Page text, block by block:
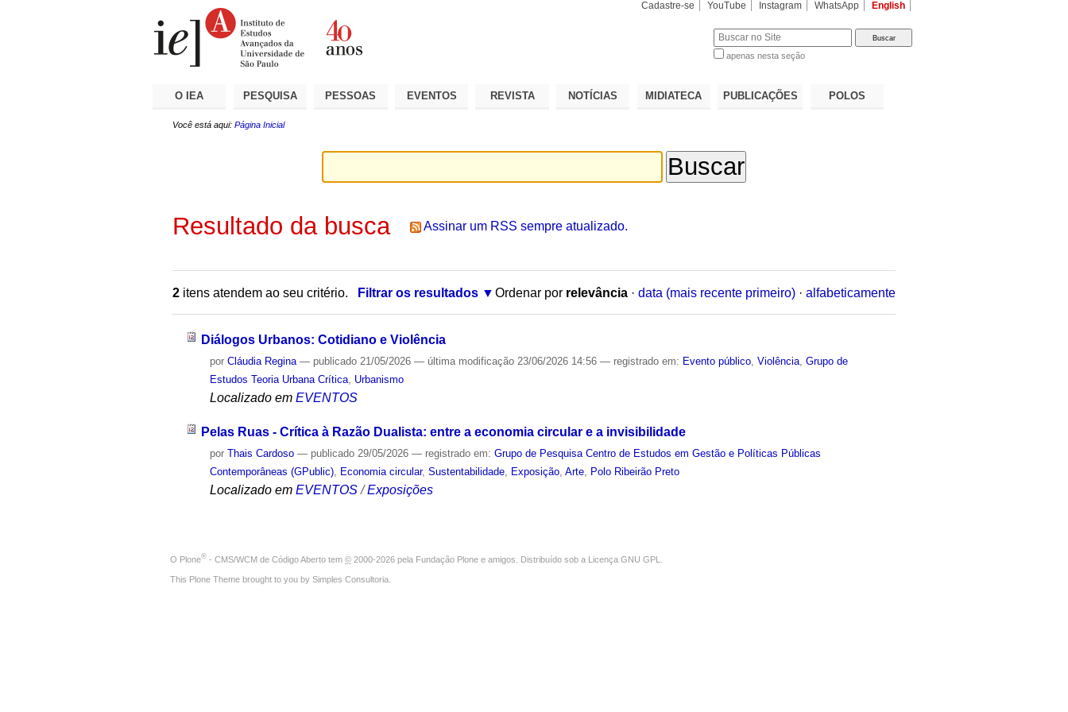
Cadastre-se YouTube Instagram WhatsApp English
apenas nesta seção
O IEA PESQUISA PESSOAS EVENTOS REVISTA NOTÍCIAS MIDIATECA PUBLICAÇÕES POLOS
Você está aqui: Página Inicial
Resultado da busca Assinar um RSS sempre atualizado.
2 itens atendem ao seu critério. Filtrar os resultados Ordenar por relevância · data (mais recente primeiro) · alfabeticamente
Diálogos Urbanos: Cotidiano e Violência
porCláudia Regina — publicado 21/05/2026— última modificação 23/06/2026 14:56— registrado em: Evento público ,Violência ,Grupo de
Estudos Teoria Urbana Crítica Urbanismo
Localizado em EVENTOS
Pelas Ruas - Crítica à Razão Dualista: entre a economia circular e a invisibilidade
porThais Cardoso — publicado 29/05/2026— registrado em:Grupo de Pesquisa Centro de Estudos em Gestão e Políticas Públicas
Contemporâneas (GPublic) Economia circular,Sustentabilidade Exposição ,Arte Polo Ribeirão Preto
Localizado em EVENTOS /Exposições
O Plone® - CMS/WCM de Código Aberto tem © 2000-2026 pela Fundação Plone e amigos. Distribuído sob a Licença GNU GPL
This Plone Theme brought to you by Simples Consultoria